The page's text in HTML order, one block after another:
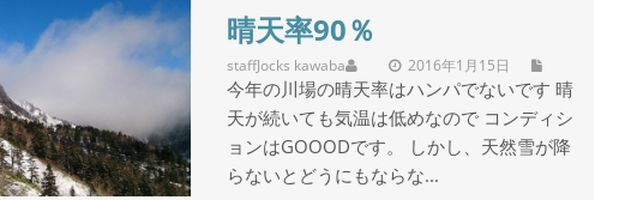
晴天率90％
staff 2016年1月15日
Jocks kawaba
今年の川場の晴天率はハンパでないです 晴
天が続いても気温は低めなので コンディシ
ョンはGOOODです。 しかし、天然雪が降
らないとどうにもならな...